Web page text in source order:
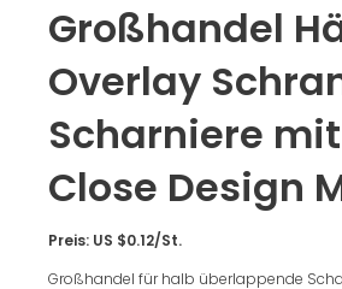
Großhandel
Overlay
Scharniere
Close Design
Preis: US $0.12/St.
Großhandel für halb überlappende